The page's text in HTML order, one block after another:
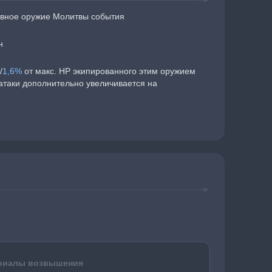
оружие Молитвы события
/1,6% от макс. HP экипированного этим оружием
дополнительно увеличивается на
возвышения